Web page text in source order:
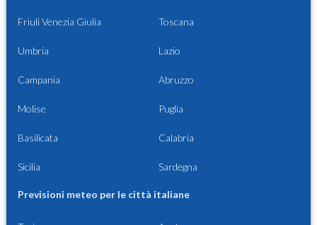
Friuli Venezia Giulia Toscana
Umbria Lazio
Campania Abruzzo
Molise Puglia
Basilicata Calabria
Sicilia Sardegna
Previsioni meteo per le città italiane